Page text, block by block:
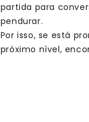
partida para
pendurar.
Por isso, se está
próximo nível,